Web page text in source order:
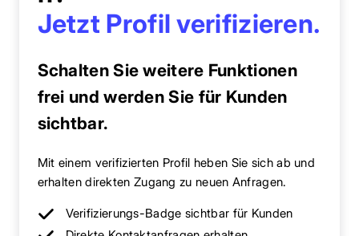
Jetzt Profil verifizieren.
Schalten Sie weitere Funktionen
frei und werden Sie für Kunden
sichtbar.
Mit einem verifizierten Profil heben Sie sich ab und
erhalten direkten Zugang zu neuen Anfragen.
Verifizierungs-Badge sichtbar für Kunden